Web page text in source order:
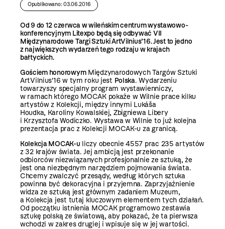
Opublikowano: 03.06.2016
Od 9 do 12 czerwca w wileńskim centrum wystawowo-
konferencyjnym Litexpo będą się odbywać VII
Międzynarodowe Targi Sztuki ArtVilnius’16. Jest to jedno
z największych wydarzeń tego rodzaju w krajach
bałtyckich.
Gościem honorowymMiędzynarodowych Targów Sztuki
ArtVilnius'16 w tym roku jest Polska. Wydarzeniu
towarzyszy specjalny program wystawienniczy,
w ramach którego MOCAK pokaże w Wilnie prace kilku
artystów z Kolekcji, między innymi Lukáša
Houdka, Karoliny Kowalskiej, Zbigniewa Libery
i Krzysztofa Wodiczko. Wystawa w Wilnie to już kolejna
prezentacja prac z Kolekcji MOCAK-u za granicą.
Kolekcja MOCAK-u liczy obecnie 4557 prac 235 artystów
z 32 krajów świata. Jej ambicją jest przekonanie
odbiorców niezwiązanych profesjonalnie ze sztuką, że
jest ona niezbędnym narzędziem pojmowania świata.
Chcemy zwalczyć przesądy, według których sztuka
powinna być dekoracyjna i przyjemna. Zaprzyjaźnienie
widza ze sztuką jest głównym zadaniem Muzeum,
a Kolekcja jest tutaj kluczowym elementem tych działań.
Od początku istnienia MOCAK programowo zestawia
sztukę polską ze światową, aby pokazać, że ta pierwsza
wchodzi w zakres drugiej i wpisuje się w jej wartości.